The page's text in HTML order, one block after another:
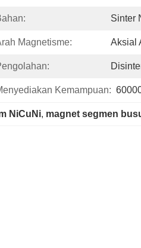
Sinter
Magnetisme: Aksial
Kemampuan:
NiCuNi, magnet segmen